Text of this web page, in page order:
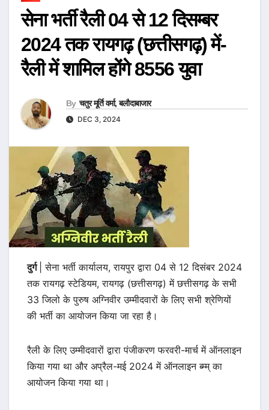
सेना भर्ती रैली 04 से 12 दिसम्बर
2024 तक रायगढ़ (छत्तीसगढ़) में-
रैली में शामिल होंगे 8556 युवा
By चतुर मूर्ति वर्मा, बलौदाबाजार
DEC 3, 2024
दुर्ग | सेना भर्ती कार्यालय, रायपुर द्वारा 04 से 12 दिसंबर 2024
तक रायगढ़ स्टेडियम, रायगढ़ (छत्तीसगढ़) में छत्तीसगढ़ के सभी
33 जिलो के पुरुष अग्निवीर उम्मीदवारों के लिए सभी श्रेणियों
की भर्ती का आयोजन किया जा रहा है।
रैली के लिए उम्मीदवारों द्वारा पंजीकरण फरवरी-मार्च में ऑनलाइन
किया गया था और अप्रैल-मई 2024 में ऑनलाइन ब्म्म् का
आयोजन किया गया था।